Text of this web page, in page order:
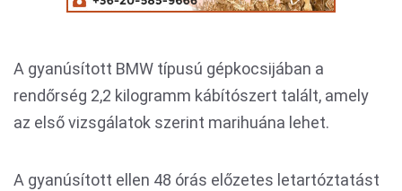
A gyanúsított BMW típusú gépkocsijában a
rendőrség 2,2 kilogramm kábítószert talált, amely
az első vizsgálatok szerint marihuána lehet.
A gyanúsított ellen 48 órás előzetes letartóztatást